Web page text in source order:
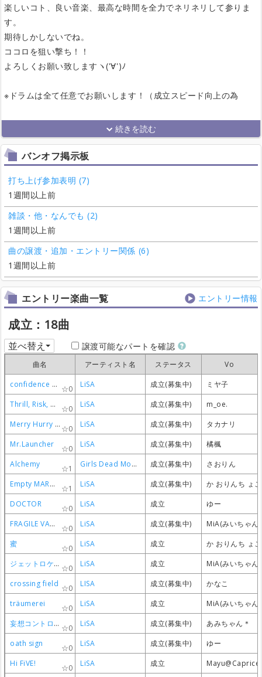
楽しいコト、良い音楽、最高な時間を全力でネリネリして参りま
す。
期待しかしないでね。
ココロを狙い撃ち！！
よろしくお願い致しますヽ('∀')ﾉ
※ドラムは全て任意でお願いします！（成立スピード向上の為
バンオフ掲示板
打ち上げ参加表明 (7)
1週間以上前
雑談・他・なんでも (2)
1週間以上前
曲の譲渡・追加・エントリー関係 (6)
1週間以上前
エントリー楽曲一覧 エントリー情報
成立：18曲
並べ替え 譲渡可能なパートを確認
曲名 アーティスト名 ステータス
Vo
confidence driver
0 LiSA 成立(募集中)
ミヤ子
Thrill, Risk, Heartless
0 LiSA 成立(募集中)
m_oe.
Merry Hurry Berry
0 LiSA 成立(募集中)
タカナリ
Mr.Launcher
0 LiSA 成立(募集中)
橘楓
Alchemy
1 Girls Dead Monster 成立(募集中)
さおりん
Empty MARMAiD
1 LiSA 成立(募集中)
か おりんち ょ
DOCTOR
0 LiSA 成立
ゆー
FRAGILE VAMPIRE
0 LiSA 成立(募集中)
MiA(みいちゃん)
蜜
0 LiSA 成立
か おりんち ょ
ジェットロケット
0 LiSA 成立
MiA(みいちゃん)
crossing field
0 LISA 成立(募集中)
かなこ
träumerei
0 LiSA 成立
MiA(みいちゃん)
妄想コントローラー
0 LiSA 成立(募集中)
あみちゃん＊
oath sign
0 LiSA 成立(募集中)
ゆー
Hi FiVE!
0 LiSA 成立 Mayu@Caprice
曲名 アーティスト名 ステータス
Vo
confidence driver
0 LiSA 成立(募集中)
ミヤ子
Thrill, Risk, Heartless
0 LiSA 成立(募集中)
m_oe.
Merry Hurry Berry
0 LiSA 成立(募集中)
タカナリ
Mr.Launcher
0 LiSA 成立(募集中)
橘楓
Alchemy
1 Girls Dead Monster 成立(募集中)
さおりん
Empty MARMAiD
1 LiSA 成立(募集中)
か おりんち ょ
DOCTOR
0 LiSA 成立
ゆー
FRAGILE VAMPIRE
0 LiSA 成立(募集中)
MiA(みいちゃん)
蜜
0 LiSA 成立
か おりんち ょ
ジェットロケット
0 LiSA 成立
MiA(みいちゃん)
crossing field
0 LISA 成立(募集中)
かなこ
träumerei
0 LiSA 成立
MiA(みいちゃん)
妄想コントローラー
0 LiSA 成立(募集中)
あみちゃん＊
oath sign
0 LiSA 成立(募集中)
ゆー
Hi FiVE!
0 LiSA 成立 Mayu@Caprice
曲名 アーティスト名 ステータス
Vo
confidence driver
0 LiSA 成立(募集中)
ミヤ子
Thrill, Risk, Heartless
0 LiSA 成立(募集中)
m_oe.
Merry Hurry Berry
0 LiSA 成立(募集中)
タカナリ
Mr.Launcher
0 LiSA 成立(募集中)
橘楓
Alchemy
1 Girls Dead Monster 成立(募集中)
さおりん
Empty MARMAiD
1 LiSA 成立(募集中)
か おりんち ょ
DOCTOR
0 LiSA 成立
ゆー
FRAGILE VAMPIRE
0 LiSA 成立(募集中)
MiA(みいちゃん)
蜜
0 LiSA 成立
か おりんち ょ
ジェットロケット
0 LiSA 成立
MiA(みいちゃん)
crossing field
0 LISA 成立(募集中)
かなこ
träumerei
0 LiSA 成立
MiA(みいちゃん)
妄想コントローラー
0 LiSA 成立(募集中)
あみちゃん＊
oath sign
0 LiSA 成立(募集中)
ゆー
Hi FiVE!
0 LiSA 成立 Mayu@Caprice
曲名 アーティスト名 ステータス
Vo
confidence driver
0 LiSA 成立(募集中)
ミヤ子
Thrill, Risk, Heartless
0 LiSA 成立(募集中)
m_oe.
Merry Hurry Berry
0 LiSA 成立(募集中)
タカナリ
Mr.Launcher
0 LiSA 成立(募集中)
橘楓
Alchemy
1 Girls Dead Monster 成立(募集中)
さおりん
Empty MARMAiD
1 LiSA 成立(募集中)
か おりんち ょ
DOCTOR
0 LiSA 成立
ゆー
FRAGILE VAMPIRE
0 LiSA 成立(募集中)
MiA(みいちゃん)
蜜
0 LiSA 成立
か おりんち ょ
ジェットロケット
0 LiSA 成立
MiA(みいちゃん)
crossing field
0 LISA 成立(募集中)
かなこ
träumerei
0 LiSA 成立
MiA(みいちゃん)
妄想コントローラー
0 LiSA 成立(募集中)
あみちゃん＊
oath sign
0 LiSA 成立(募集中)
ゆー
Hi FiVE!
0 LiSA 成立 Mayu@Caprice